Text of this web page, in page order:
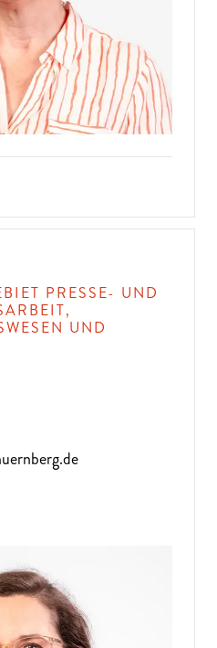
PRESSE- UND
UND